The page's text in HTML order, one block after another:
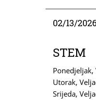
02/13/
STEM
Ponedjeljak,
Utorak,
Srijeda,